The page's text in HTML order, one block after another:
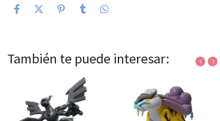
También te puede interesar: ‹ ›